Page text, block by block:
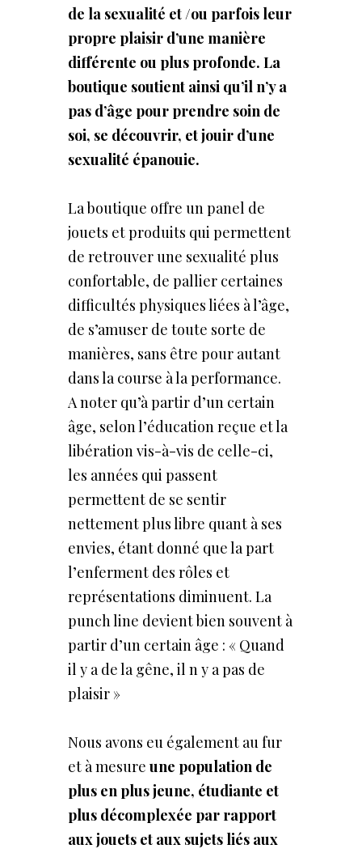
de la sexualité et /ou parfois leur
propre plaisir d’une manière
différente ou plus profonde. La
boutique soutient ainsi qu’il n’y a
pas d’âge pour prendre soin de
soi, se découvrir, etjouir d’une
sexualité épanouie.
La boutique offre un panel de
jouets et produits qui permettent
de retrouver une sexualité plus
confortable, de pallier certaines
difficultés physiques liées à l’âge,
de s’amuser de toute sorte de
manières, sans être pour autant
dans la course à la performance.
A noter qu’à partir d’un certain
âge, selon l’éducation reçue et la
libération vis-à-vis de celle-ci,
les années qui passent
permettent de se sentir
nettement plus libre quant à ses
envies, étant donné que la part
l’enferment des rôles et
représentations diminuent. La
punch line devient bien souvent à
partir d’un certain âge : « Quand
il y a de la gêne, il n y a pas de
plaisir »
Nous avons eu également au fur
et à mesure une population de
plus en plus jeune, étudiante et
plus décomplexée par rapport
aux jouets et aux sujets liés aux